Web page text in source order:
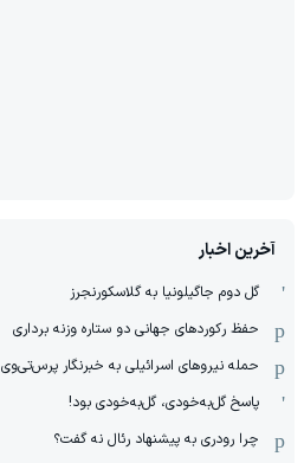
آخرین اخبار
گل دوم جاگیلونیا به گلاسکورنجرز
حفظ رکوردهای جهانی دو ستاره وزنه برداری
حمله نیروهای اسرائیلی به خبرنگار پرس‌تی‌وی
پاسخ گل‌به‌خودی، گل‌به‌خودی بود!
چرا رودری به پیشنهاد رئال نه گفت؟